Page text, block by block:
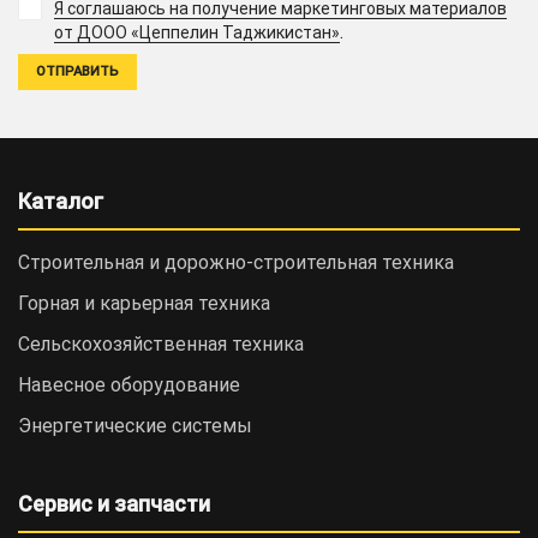
Я соглашаюсь на получение маркетинговых материалов
от ДООО «Цеппелин Таджикистан».
Каталог
Строительная и дорожно-cтроительная техника
Горная и карьерная техника
Сельскохозяйственная техника
Навесное оборудование
Энергетические системы
Сервис и запчасти